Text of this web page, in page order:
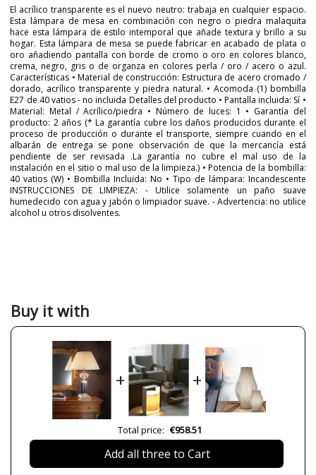
El acrílico transparente es el nuevo neutro: trabaja en cualquier espacio.
Esta lámpara de mesa en combinación con negro o piedra malaquita
hace esta lámpara de estilo intemporal que añade textura y brillo a su
hogar. Esta lámpara de mesa se puede fabricar en acabado de plata o
oro añadiendo pantalla con borde de cromo o oro en colores blanco,
crema, negro, gris o de organza en colores perla / oro / acero o azul.
Características • Material de construcción: Estructura de acero cromado /
dorado, acrílico transparente y piedra natural. • Acomoda (1) bombilla
E27 de 40 vatios - no incluida Detalles del producto • Pantalla incluida: Sí •
Material: Metal / Acrílico/piedra • Número de luces: 1 • Garantía del
producto: 2 años (* La garantía cubre los daños producidos durante el
proceso de producción o durante el transporte, siempre cuando en el
albarán de entrega se pone observación de que la mercancía está
pendiente de ser revisada .La garantía no cubre el mal uso de la
instalación en el sitio o mal uso de la limpieza.) • Potencia de la bombilla:
40 vatios (W) • Bombilla Incluida: No • Tipo de lámpara: Incandescente
INSTRUCCIONES DE LIMPIEZA: - Utilice solamente un paño suave
humedecido con agua y jabón o limpiador suave. - Advertencia: no utilice
alcohol u otros disolventes.
Length (cm)
Net Weight (KG)
6 weeks
E27
Certificates
CE
Indoor
Made in
Made in Spain
2009
Buy it with
+ +
Total price: €958.51
Add all three to Cart